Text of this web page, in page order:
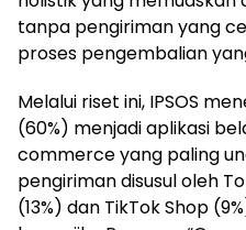
tanpa pengiriman yang
proses pengembalian
Melalui riset ini, IPSOS
(60%) menjadi aplikasi
commerce yang paling
pengiriman disusul oleh
(13%) dan TikTok Shop